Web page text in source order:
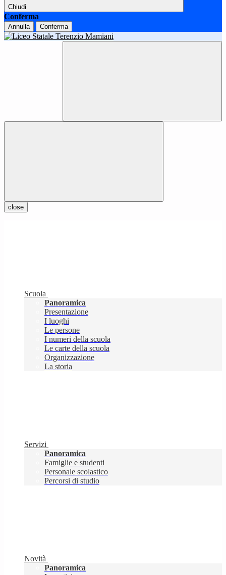
Chiudi
Conferma
Annulla Conferma
close
Scuola
Panoramica
Presentazione
I luoghi
Le persone
I numeri della scuola
Le carte della scuola
Organizzazione
La storia
Servizi
Panoramica
Famiglie e studenti
Personale scolastico
Percorsi di studio
Novità
Panoramica